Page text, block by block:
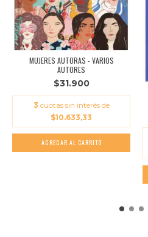
MUJERES AUTORAS - VARIOS
AUTORES
$31.900
3 cuotas sin interés de
$10.633,33